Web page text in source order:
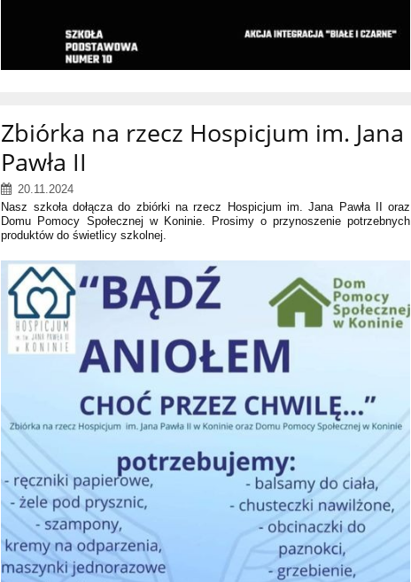
Zbiórka na rzecz Hospicjum im. Jana
Pawła II
20.11.2024
Nasz szkoła dołącza do zbiórki na rzecz Hospicjum im. Jana Pawła II oraz
Domu Pomocy Społecznej w Koninie. Prosimy o przynoszenie potrzebnych
produktów do świetlicy szkolnej.